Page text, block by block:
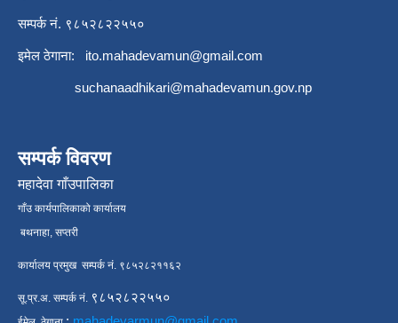
सम्पर्क नं. ९८५२८२२५५०
इमेल ठेगाना: ito.mahadevamun@gmail.com
suchanaadhikari@mahadevamun.gov.np
सम्पर्क विवरण
महादेवा गाँउपालिका
गाँउ कार्यपालिकाको कार्यालय
बथनाहा, सप्तरी
कार्यालय प्रमुख सम्पर्क नं. ९८५२८२११६२
सू.प्र.अ. सम्पर्क नं. ९८५२८२२५५०